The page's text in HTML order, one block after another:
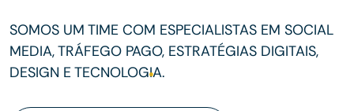
SOMOS UM TIME COM ESPECIALISTAS EM SOCIAL
MEDIA, TRÁFEGO PAGO, ESTRATÉGIAS DIGITAIS,
DESIGN E TECNOLOGIA.